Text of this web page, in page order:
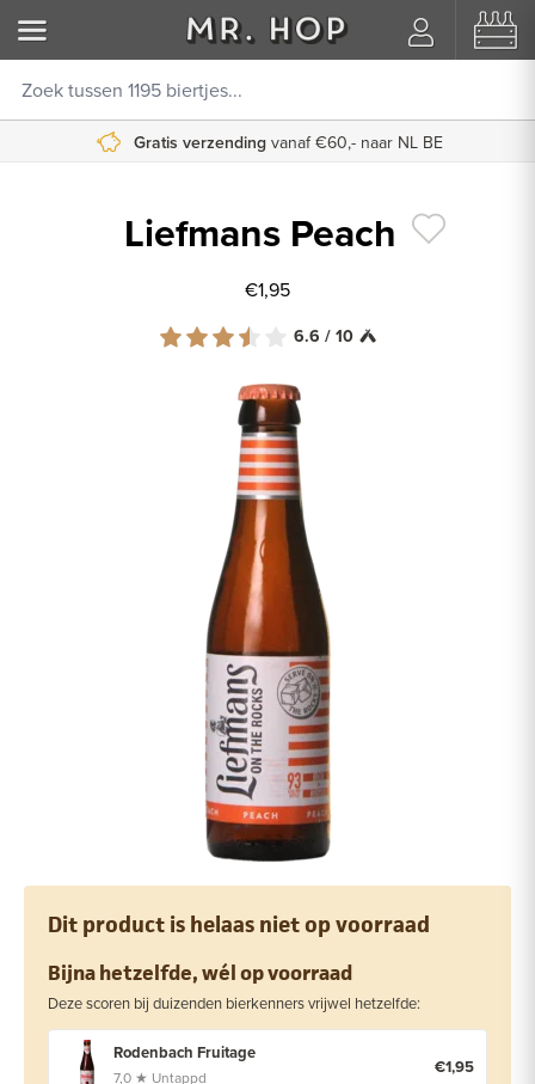
Gratis verzending vanaf €60,- naar NL BE
Liefmans Peach
€1,95
6.6 / 10
Dit product is helaas niet op voorraad
Bijna hetzelfde, wél op voorraad
Deze scoren bij duizenden bierkenners vrijwel hetzelfde:
Rodenbach Fruitage
7,0 ★ Untappd €1,95